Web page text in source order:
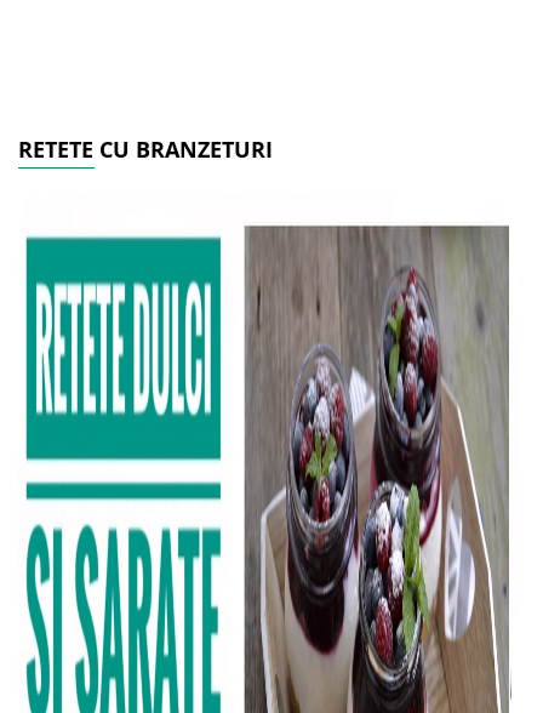
RETETE CU BRANZETURI